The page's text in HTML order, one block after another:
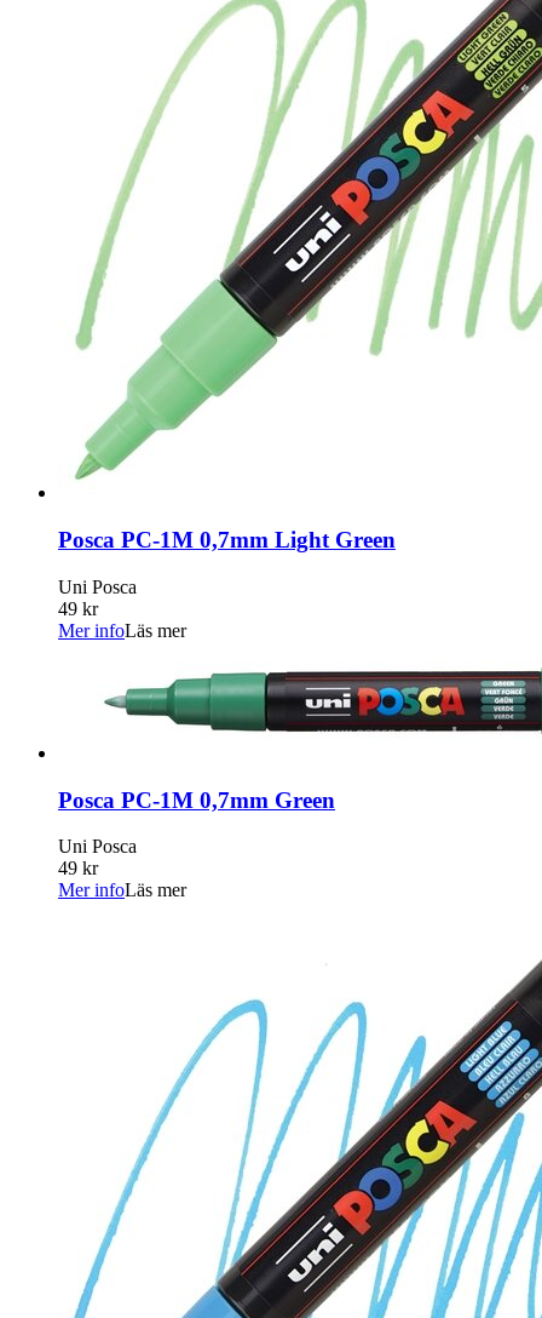
Posca PC-1M 0,7mm Light Green
Uni Posca
49 kr
Mer infoLäs mer
Posca PC-1M 0,7mm Green
Uni Posca
49 kr
Mer infoLäs mer